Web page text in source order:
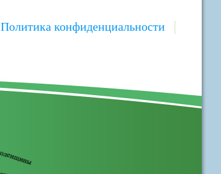
Политика конфиденциальности